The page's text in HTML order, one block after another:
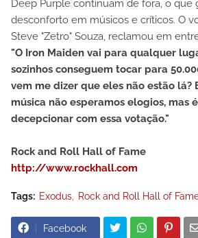
Deep Purple continuam de fora, o que
desconforto em músicos e críticos. O
Steve "Zetro" Souza, reclamou em
"O Iron Maiden vai para qualquer
sozinhos conseguem tocar para
vem me dizer que eles não estão lá?
música não esperamos elogios, mas
decepcionar com essa votação."
Rock and Roll Hall of Fame
http://www.rockhall.com
Tags: Exodus Rock and Roll Hall of
Facebook